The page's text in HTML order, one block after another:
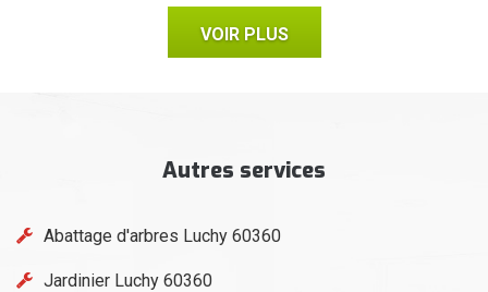
VOIR PLUS
Autres services
Abattage d'arbres Luchy 60360
Jardinier Luchy 60360